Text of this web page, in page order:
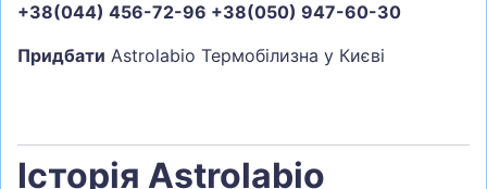
+38(044) 456-72-96 +38(050) 947-60-30
Придбати Astrolabio Термобілизна у Києві
Історія Astrolabio